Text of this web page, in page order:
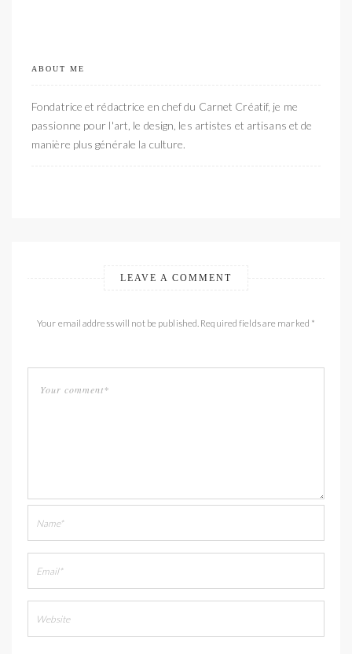
ABOUT ME
Fondatrice et rédactrice en chef du Carnet Créatif, je me
passionne pour l'art, le design, les artistes et artisans et de
manière plus générale la culture.
LEAVE A COMMENT
Your email address will not be published. Required fields are marked *